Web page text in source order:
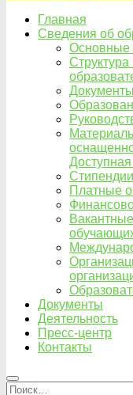
Главная
Сведения об
Основные
Документы
Платные
Документы
Деятельность
Пресс-центр
Контакты
Найти: